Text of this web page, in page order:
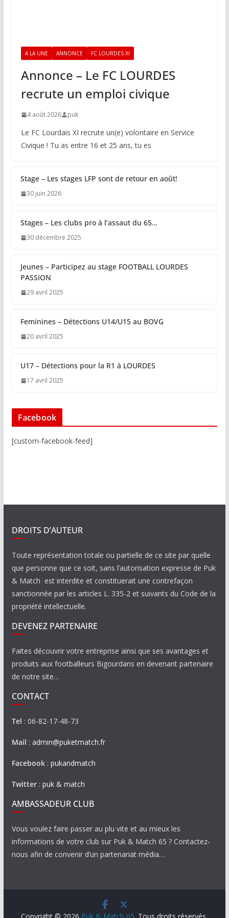
A LA UNE ANNONCE FC LOURDES XI
Annonce – Le FC LOURDES
recrute un emploi civique
4 août 2026 puk
Le FC Lourdais XI recrute un(e) volontaire en Service
Civique ! Tu as entre 16 et 25 ans, tu es
Stage – Les stages LFP sont de retour en août!
30 juin 2026
Stages – Les clubs pro à l’assaut du 65…
30 décembre 2025
Jeunes – Participez au stage FOOTBALL LOURDES
PASSION
29 avril 2025
Feminines – Détections U14/U15 au BOVG
20 avril 2025
U17 – Détections pour la R1 à LOURDES
17 avril 2025
Facebook
[custom-facebook-feed]
DROITS D’AUTEUR
Toute représentation totale ou partielle de ce site par quelle
que personne que ce soit, sans l’autorisation expresse de Puk
& Match est interdite et constituerait une contrefaçon
sanctionnée par les articles L. 335-2 et suivants du Code de la
propriété intellectuelle.
DEVENEZ PARTENAIRE
Faites découvrir votre entreprise ainsi que ses avantages et
produits aux footballeurs Bigourdans en devenant partenaire
de notre site…
CONTACT
Tel : 06-82-17-48-73
Mail : admin@puketmatch.fr
Facebook: pukandmatch
Twitter: puk & match
AMBASSADEUR CLUB
Vous voulez faire passer au plu vite et au mieux les
informations de votre club sur Puk & Match 65 ? Contactez-
nous afin de convenir d’un partenariat média…